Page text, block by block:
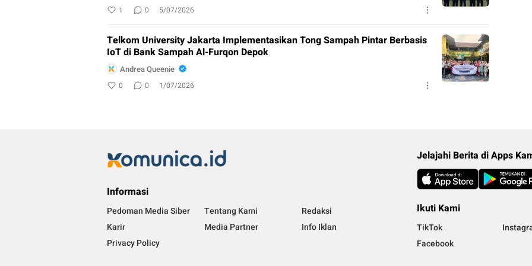
1 0 5/07/2026
Telkom University Jakarta Implementasikan Tong Sampah Pintar Berbasis
IoT di Bank Sampah Al-Furqon Depok
Andrea Queenie
0 0 1/07/2026
Informasi
Pedoman Media Siber Tentang Kami
Redaksi
Karir
Media Partner
Info Iklan
Privacy Policy
Jelajahi Berita di Apps
Ikuti Kami
TikTok
Facebook